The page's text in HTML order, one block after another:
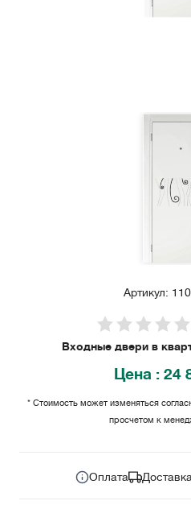
Артикул:
Входные двери в
Цена : 24
* Стоимость может изменяться
просчетом к
Оплата